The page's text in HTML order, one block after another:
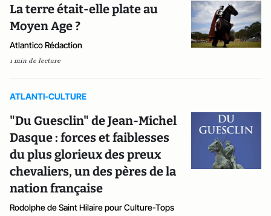
La terre était-elle plate au
Moyen Age ?
Atlantico Rédaction
1 min de lecture
ATLANTI-CULTURE
"Du Guesclin" de Jean-Michel
Dasque : forces et faiblesses
du plus glorieux des preux
chevaliers, un des pères de la
nation française
Rodolphe de Saint Hilaire pour Culture-Tops